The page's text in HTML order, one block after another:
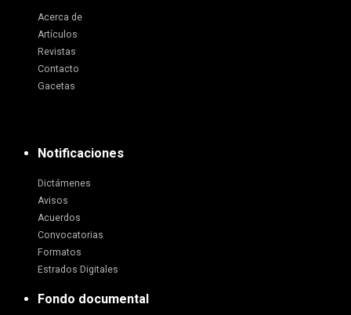
Acerca de
Artículos
Revistas
Contacto
Gacetas
Notificaciones
Dictámenes
Avisos
Acuerdos
Convocatorias
Formatos
Estrados Digitales
Fondo documental